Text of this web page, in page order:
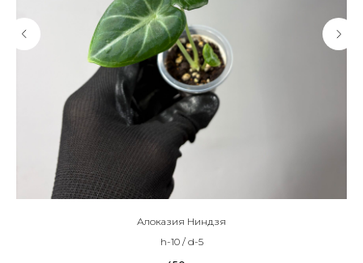
Алоказия Ниндзя
h-10 / d-5